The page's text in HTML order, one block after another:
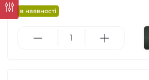
в наявності